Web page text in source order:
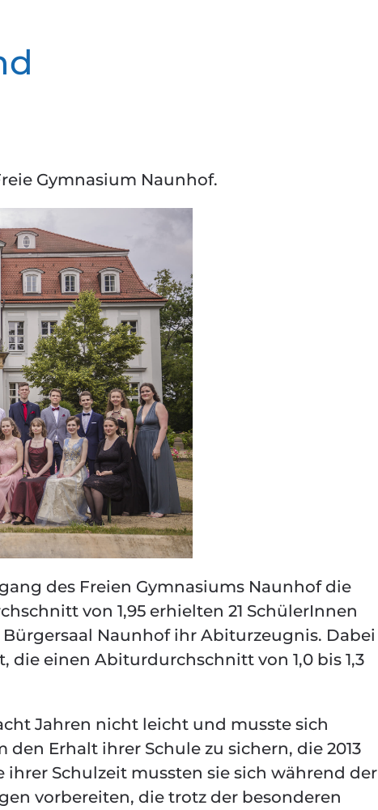
Gymnasium Naunhof.
des Freien Gymnasiums Naunhof die
von 1,95 erhielten 21 SchülerInnen
Naunhof ihr Abiturzeugnis. Dabei
einen Abiturdurchschnitt von 1,0 bis 1,3
Jahren nicht leicht und musste sich
Erhalt ihrer Schule zu sichern, die 2013
Schulzeit mussten sie sich während der
vorbereiten, die trotz der besonderen